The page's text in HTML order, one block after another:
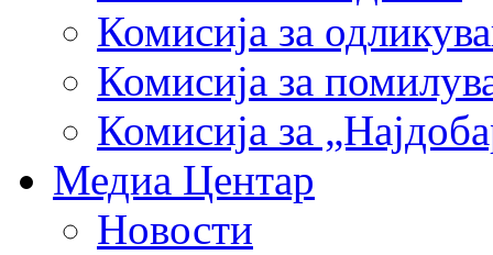
Комисија за
Комисија за
Комисија за
Медиа Центар
Новости